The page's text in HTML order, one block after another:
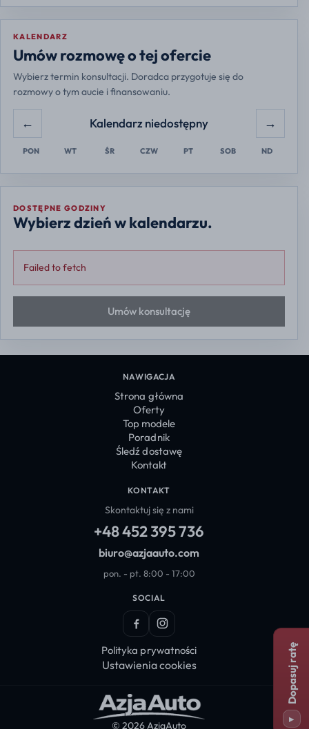
Dopasuj ratę
▸
KALENDARZ
Umów rozmowę o tej ofercie
Wybierz termin konsultacji. Doradca przygotuje się do
rozmowy o tym aucie i finansowaniu.
Europe/Warsaw
← Kalendarz niedostępny →
PON WT ŚR CZW PT SOB ND
DOSTĘPNE GODZINY
Wybierz dzień w kalendarzu.
Failed to fetch
Umów konsultację
NAWIGACJA
Strona główna
Oferty
Top modele
Poradnik
Śledź dostawę
Kontakt
KONTAKT
Skontaktuj się z nami
+48 452 395 736
biuro@azjaauto.com
pon. - pt. 8:00 - 17:00
SOCIAL
FacebookInstagram
Polityka prywatności
Ustawienia cookies
© 2026 AzjaAuto